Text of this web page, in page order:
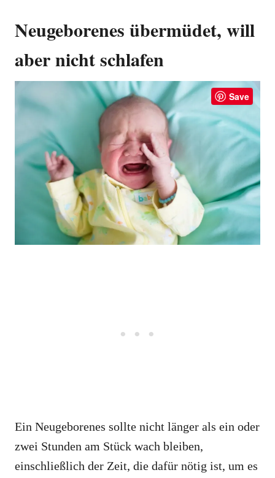
Neugeborenes übermüdet, will
aber nicht schlafen
Save
Ein Neugeborenes sollte nicht länger als ein oder
zwei Stunden am Stück wach bleiben,
einschließlich der Zeit, die dafür nötig ist, um es